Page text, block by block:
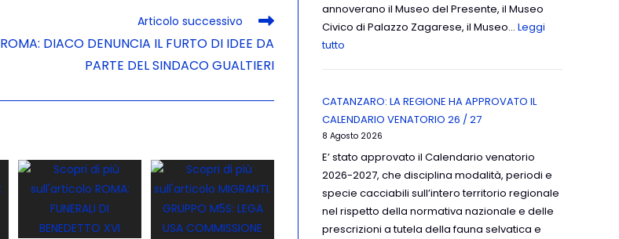
Articolo successivo
ROMA: DIACO DENUNCIA IL FURTO DI IDEE DA
PARTE DEL SINDACO GUALTIERI
annoverano il Museo del Presente, il Museo
Civico di Palazzo Zagarese, il Museo… Leggi
tutto
CATANZARO: LA REGIONE HA APPROVATO IL
CALENDARIO VENATORIO 26 / 27
8 Agosto 2026
E’ stato approvato il Calendario venatorio
2026-2027, che disciplina modalità, periodi e
specie cacciabili sull’intero territorio regionale
nel rispetto della normativa nazionale e delle
prescrizioni a tutela della fauna selvatica e